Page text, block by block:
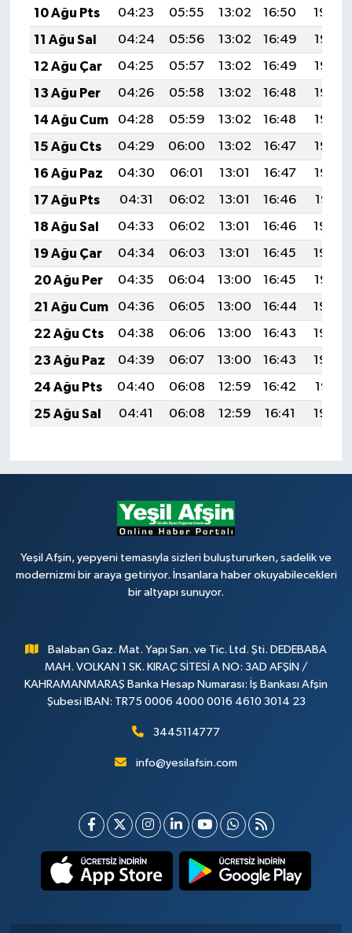
10 Ağu Pts
04:23 05:55 13:02 16:50
19:59
11 Ağu Sal
04:24 05:56 13:02 16:49
19:58
12 Ağu Çar
04:25 05:57 13:02 16:49
19:57
13 Ağu Per
04:26 05:58 13:02 16:48
19:56
14 Ağu Cum
04:28 05:59 13:02 16:48
19:55
15 Ağu Cts
04:29 06:00 13:02 16:47
19:53
16 Ağu Paz
04:30 06:01 13:01 16:47
19:52
17 Ağu Pts
04:31 06:02 13:01 16:46
19:51
18 Ağu Sal
04:33 06:02 13:01 16:46
19:50
19 Ağu Çar
04:34 06:03 13:01 16:45
19:48
20 Ağu Per
04:35 06:04 13:00 16:45
19:47
21 Ağu Cum
04:36 06:05 13:00 16:44
19:45
22 Ağu Cts
04:38 06:06 13:00 16:43
19:44
23 Ağu Paz
04:39 06:07 13:00 16:43
19:43
24 Ağu Pts
04:40 06:08 12:59 16:42
19:41
25 Ağu Sal
04:41 06:08 12:59 16:41 19:40
Yeşil Afşin, yepyeni temasıyla sizleri buluştururken, sadelik ve
modernizmi bir araya getiriyor. İnsanlara haber okuyabilecekleri
bir altyapı sunuyor.
Balaban Gaz. Mat. Yapı San. ve Tic. Ltd. Şti. DEDEBABA
MAH. VOLKAN 1 SK. KIRAÇ SİTESİ A NO: 3AD AFŞİN /
KAHRAMANMARAŞ Banka Hesap Numarası: İş Bankası Afşin
Şubesi IBAN: TR75 0006 4000 0016 4610 3014 23
3445114777
info@yesilafsin.com